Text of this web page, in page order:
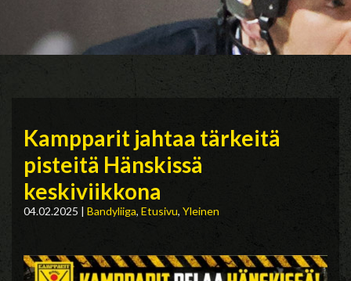
Kampparit jahtaa tärkeitä
pisteitä Hänskissä
keskiviikkona
04.02.2025 | Bandyliiga, Etusivu, Yleinen